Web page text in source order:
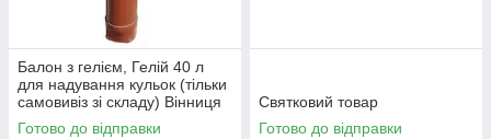
Балон з гелієм, Гелій 40 л
для надування кульок (тільки
самовивіз зі складу) Вінниця
Готово до відправки
Святковий товар
Готово до відправки